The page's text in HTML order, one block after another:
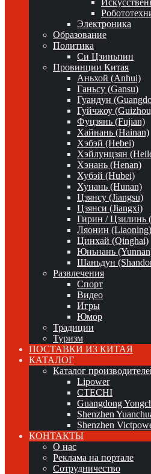
Электроника
Образование
Политика
Си Цзиньпин
Провинции Китая
Аньхой (Anhui)
Ганьсу (Gansu)
Гуандун
Гуйчжоу
Фуцзянь (Fujian)
Хайнань (Hainan)
Хэбэй (Hebei)
Хэйлунцзян
Хэнань (Henan)
Хубэй (Hubei)
Хунань (Hunan)
Цзянсу (Jiangsu)
Цзянси (Jiangxi)
Гирин / Цзилинь
Ляонин (Liaoning)
Цинхай (Qinghai)
Юньнань
Шаньдун
Развлечения
Спорт
Видео
Игры
Юмор
Традиции
Туризм
ПОСТАВКИ ИЗ КИТАЯ
КАТАЛОГ
Каталог
Lipower
CTECHI
Guangdong
Shenzhen
Shenzhen
КОНТАКТЫ
О нас
Реклама на портале
Сотрудничество